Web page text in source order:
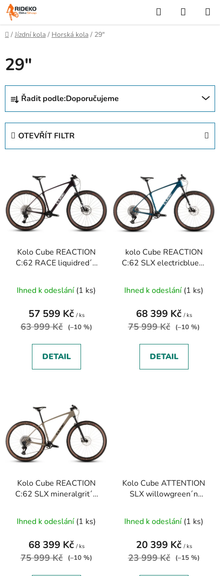
Přejít
na
obsah
Hledat
KOŠÍK
Domů
/ Jízdní kola / Horská kola / 29"
29"
Ř
z
o
d
u
Řadit podle:Doporučujeme
OTEVŘÍT FILTR
i
s
p
Kolo Cube REACTION
C:62 RACE liquidred´n
Ihned k odeslání (1 ks)
57 599 Kč / ks
63 999 Kč (–10 %)
DETAIL
kolo Cube REACTION
C:62 SLX electricblue´n
Ihned k odeslání (1 ks)
68 399 Kč / ks
75 999 Kč (–10 %)
DETAIL
Kolo Cube REACTION
C:62 SLX mineralgrit´n
Ihned k odeslání (1 ks)
68 399 Kč / ks
75 999 Kč (–10 %)
Kolo Cube ATTENTION
SLX willowgreen´n
Ihned k odeslání (1 ks)
20 399 Kč / ks
23 999 Kč (–15 %)